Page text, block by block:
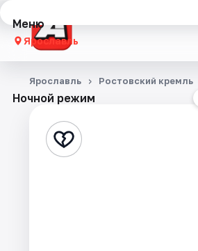
Меню
Ярославль
Концерты
Стендап
Ночной режим
Ярославль Ростовский кремль